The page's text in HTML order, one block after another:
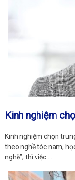
Kinh nghiệm
Kinh nghiệm chọn
theo nghề tóc nam,
nghề”, thì việc …